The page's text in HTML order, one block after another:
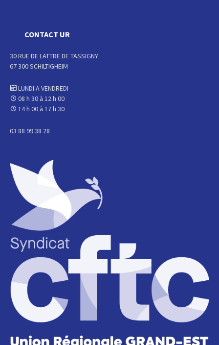
CONTACT UR
30 RUE DE LATTRE DE TASSIGNY
67 300 SCHILTIGHEIM
LUNDI A VENDREDI
08 h 30 à 12 h 00
14 h 00 à 17 h 30
03 88 99 38 28